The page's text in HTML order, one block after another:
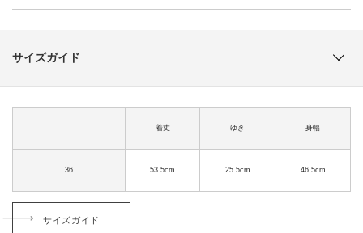
サイズガイド
着丈 ゆき 身幅
36 53.5cm 25.5cm 46.5cm
サイズガイド